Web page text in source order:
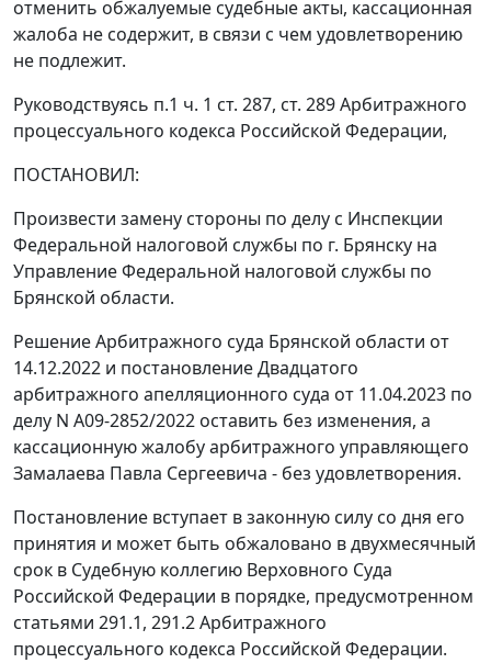
отменить обжалуемые судебные акты, кассационная
жалоба не содержит, в связи с чем удовлетворению
не подлежит.
Руководствуясь п.1 ч. 1 ст. 287, ст. 289 Арбитражного
процессуального кодекса Российской Федерации,
ПОСТАНОВИЛ:
Произвести замену стороны по делу с Инспекции
Федеральной налоговой службы по г. Брянску на
Управление Федеральной налоговой службы по
Брянской области.
Решение Арбитражного суда Брянской области от
14.12.2022 и постановление Двадцатого
арбитражного апелляционного суда от 11.04.2023 по
делу N А09-2852/2022 оставить без изменения, а
кассационную жалобу арбитражного управляющего
Замалаева Павла Сергеевича - без удовлетворения.
Постановление вступает в законную силу со дня его
принятия и может быть обжаловано в двухмесячный
срок в Судебную коллегию Верховного Суда
Российской Федерации в порядке, предусмотренном
статьями 291.1, 291.2 Арбитражного
процессуального кодекса Российской Федерации.